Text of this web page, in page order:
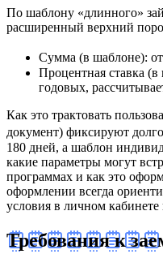
По шаблону «длинного»
расширенный верхний
Сумма (в шаблоне):
Процентная ставка
годовых,
Как это трактовать
документ) фиксируют
180 дней, а шаблон
какие параметры могут
программах и как это
оформлении всегда
условия в личном
Требования к